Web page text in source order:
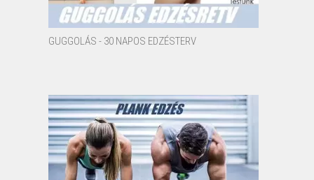
GUGGOLÁS - 30 NAPOS EDZÉSTERV